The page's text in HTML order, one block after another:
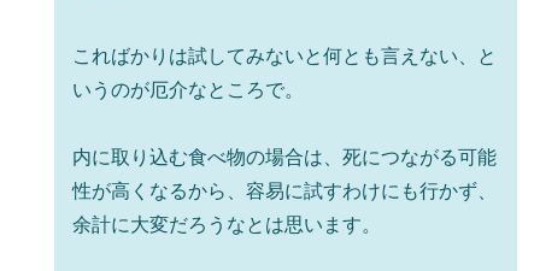
こればかりは試してみないと何とも言えない、と
いうのが厄介なところで。
内に取り込む食べ物の場合は、死につながる可能
性が高くなるから、容易に試すわけにも行かず、
余計に大変だろうなとは思います。